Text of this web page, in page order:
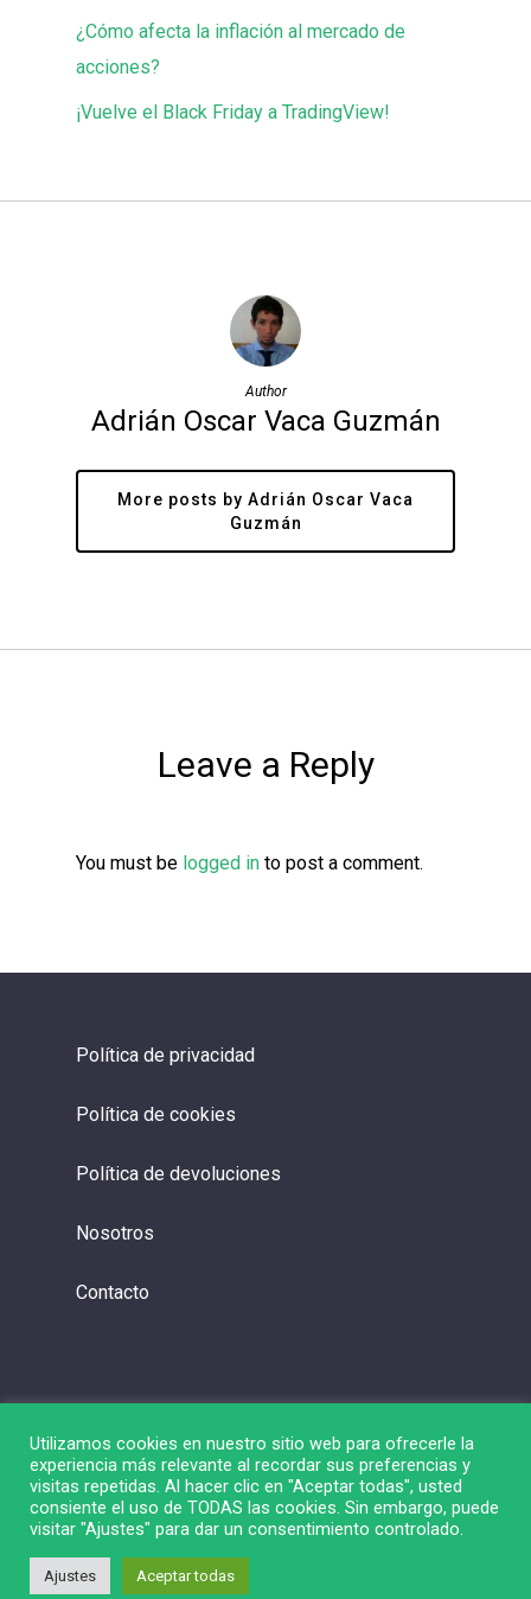
¿Cómo afecta la inflación al mercado de
acciones?
¡Vuelve el Black Friday a TradingView!
Author
Adrián Oscar Vaca Guzmán
More posts by Adrián Oscar Vaca
Guzmán
Leave a Reply
You must be logged in to post a comment.
Política de privacidad
Política de cookies
Política de devoluciones
Nosotros
Contacto
© 2026 Liga de Bolsa.
linkedinyoutube
Utilizamos cookies en nuestro sitio web para ofrecerle la
experiencia más relevante al recordar sus preferencias y
visitas repetidas. Al hacer clic en "Aceptar todas", usted
consiente el uso de TODAS las cookies. Sin embargo, puede
visitar "Ajustes" para dar un consentimiento controlado.
Ajustes Aceptar todas